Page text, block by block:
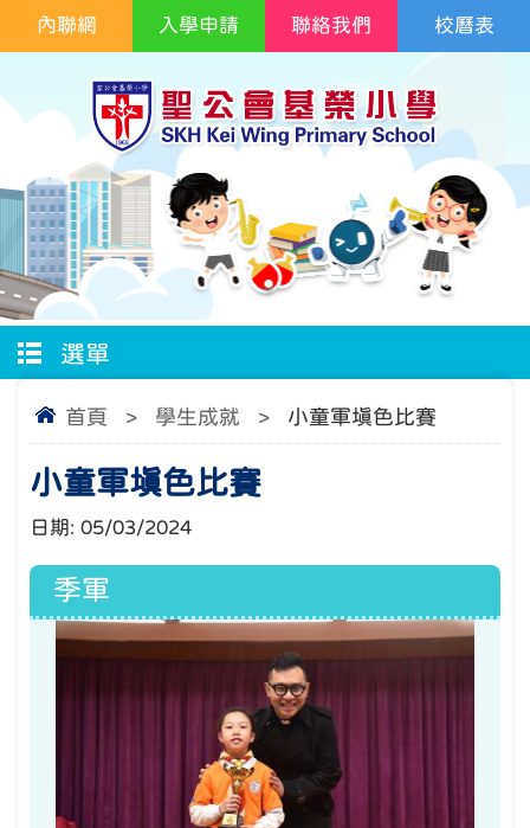
校曆表
內聯網 入學申請 聯絡我們
選單
首頁 > 學生成就 > 小童軍填色比賽
小童軍填色比賽
日期: 05/03/2024
季軍